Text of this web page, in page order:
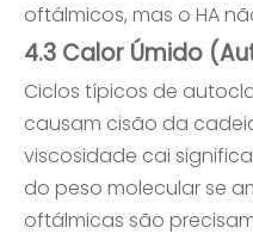
oftálmicos, mas o HA
4.3 Calor Úmido
Ciclos típicos de
causam cisão da
viscosidade cai
do peso molecular se
oftálmicas são